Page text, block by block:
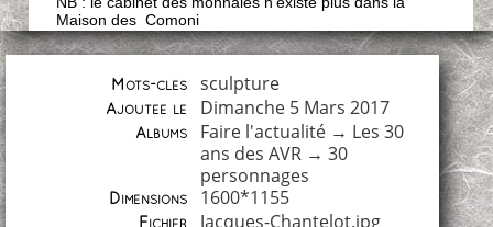
Maison des Comoni
Mots-clés sculpture
Ajoutée le Dimanche 5 Mars 2017
Albums Faire l'actualité→ Les 30
ans des AVR→ 30
personnages
Dimensions 1600*1155
Fichier Jacques-Chantelot.jpg